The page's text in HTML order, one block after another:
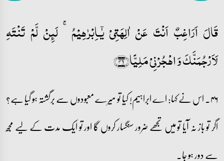
قَالَ اَرَاغِبٌ اَنۡتَ عَنۡ اٰلِہَتِیۡ یٰۤـاِبۡرٰہِیۡمُ ۚ لَئِنۡ لَّمۡ تَنۡتَہِ
لَاَرۡجُمَنَّکَ وَ اہۡجُرۡنِیۡ مَلِیًّا﴿۴۶﴾
۴۶۔ اس نے کہا: اے ابراہیم! کیا تو میرے معبودوں سے برگشتہ ہو گیا ہے؟
اگر تو باز نہ آیا تو میں تجھے ضرور سنگسار کروں گا اور تو ایک مدت کے لیے مجھ
سے دور ہو جا۔